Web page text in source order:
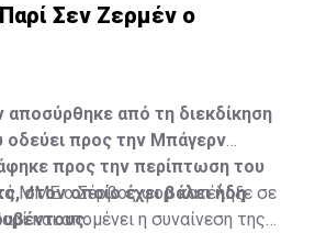
Σεν Ζερμέν ο
αποσύρθηκε από τη διεκδίκηση
οδεύει προς την Μπάγερν
προς την περίπτωση του
στον οποίο έχει βάλει ήδη
ΜΜΕ ο Σέρβος φορ κατέληξε σε
και απομένει η συναίνεση της